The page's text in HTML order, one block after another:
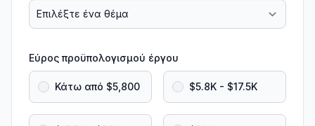
Εύρος προϋπολογισμού έργου
Κάτω από $5,800 $5.8K - $17.5K